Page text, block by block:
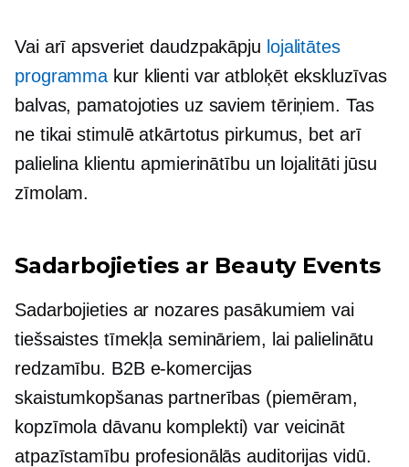
Vai arī apsveriet daudzpakāpju lojalitātes
programma kur klienti var atbloķēt ekskluzīvas
balvas, pamatojoties uz saviem tēriņiem. Tas
ne tikai stimulē atkārtotus pirkumus, bet arī
palielina klientu apmierinātību un lojalitāti jūsu
zīmolam.
Sadarbojieties ar Beauty Events
Sadarbojieties ar nozares pasākumiem vai
tiešsaistes tīmekļa semināriem, lai palielinātu
redzamību. B2B e-komercijas
skaistumkopšanas partnerības (piemēram,
kopzīmola dāvanu komplekti) var veicināt
atpazīstamību profesionālās auditorijas vidū.